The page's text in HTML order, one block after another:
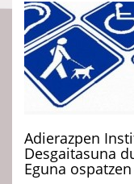
Adierazpen
Desgaitasuna
Eguna